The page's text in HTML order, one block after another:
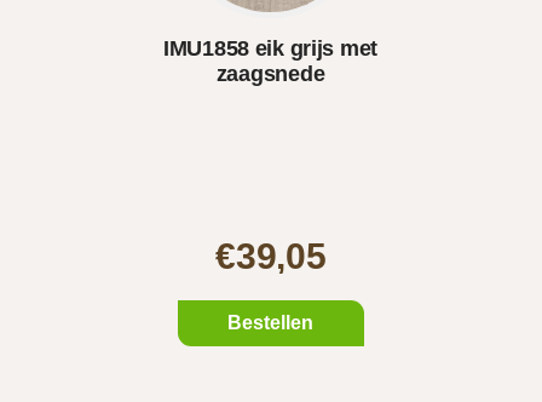
IMU1858 eik grijs met
zaagsnede
€39,05
Bestellen